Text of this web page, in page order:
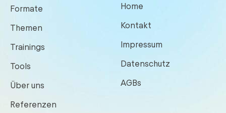
Formate
Themen
Trainings
Tools
Über uns
Referenzen
Home
Kontakt
Impressum
Datenschutz
AGBs